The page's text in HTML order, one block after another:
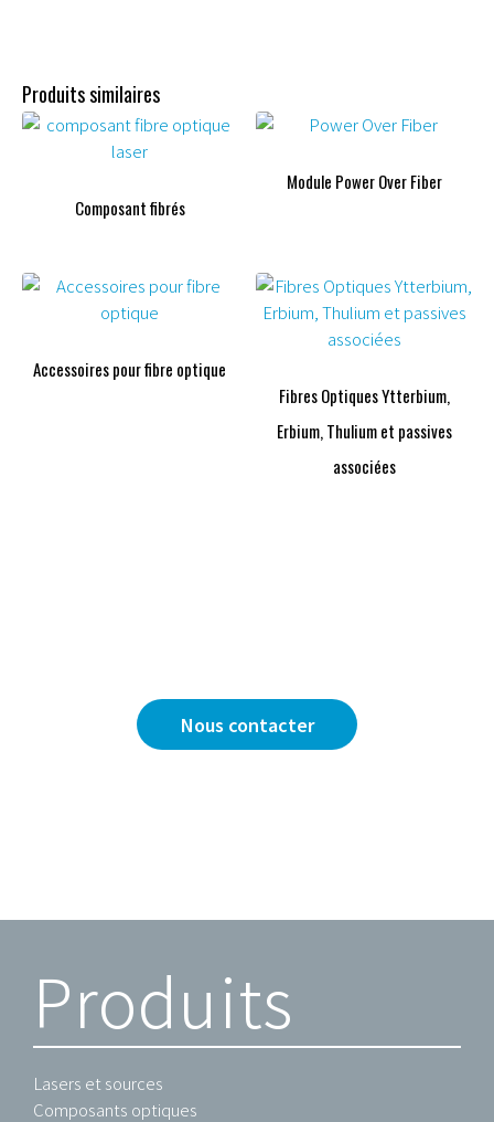
Produits similaires
Composant fibrés
Module Power Over Fiber
Accessoires pour fibre optique
Fibres Optiques Ytterbium,
Erbium, Thulium et passives
associées
Nous contacter
Produits
Lasers et sources
Composants optiques